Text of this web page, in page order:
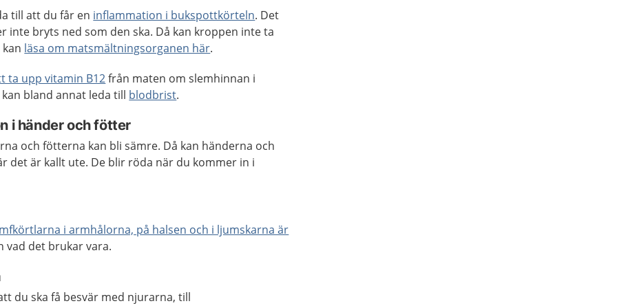
till att du får en inflammation i bukspottkörteln. Det
inte bryts ned som den ska. Då kan kroppen inte ta
läsa om matsmältningsorganen här.
ta upp vitamin B12från maten om slemhinnan i
bland annat leda till blodbrist.
i händer och fötter
och fötterna kan bli sämre. Då kan händerna och
det är kallt ute. De blir röda när du kommer in i
i armhålorna, på halsen och i ljumskarna är
vad det brukar vara.
du ska få besvär med njurarna, till